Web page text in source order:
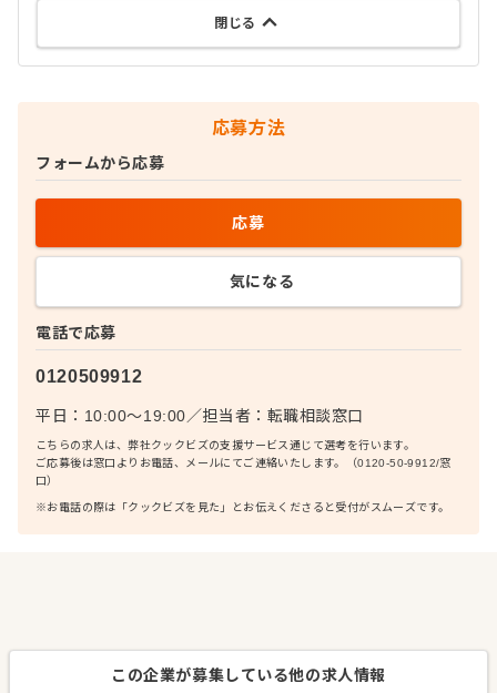
閉じる
応募方法
電話で応募
0120509912
平日：10:00〜19:00／担当者： 転職相談窓口
こちらの求人は、弊社クックビズの支援サービス通じて選考を行います。
ご応募後は窓口よりお電話、メールにてご連絡いたします。（0120-50-9912/窓
口）
※お電話の際は「クックビズを見た」とお伝えくださると受付がスムーズです。
フォームから応募
応募
気になる
この企業が募集している他の求人情報